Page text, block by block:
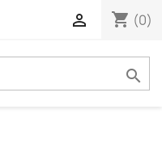
shopping_cart (0)

